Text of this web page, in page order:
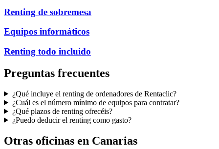
Renting de sobremesa
Equipos informáticos
Renting todo incluido
Preguntas frecuentes
¿Qué incluye el renting de ordenadores de Rentaclic?
¿Cuál es el número mínimo de equipos para contratar?
¿Qué plazos de renting ofrecéis?
¿Puedo deducir el renting como gasto?
Otras oficinas en Canarias